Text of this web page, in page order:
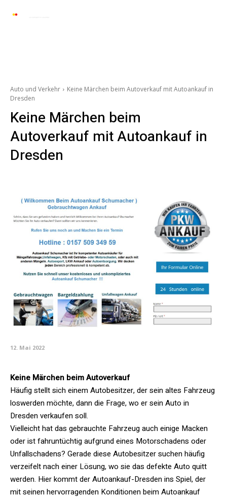
Auto und Verkehr
Keine Märchen beim Autoverkauf mit Autoankauf in
Dresden
Keine Märchen beim
Autoverkauf mit Autoankauf in
Dresden
12. Mai 2022
Keine Märchen beim Autoverkauf
Häufig stellt sich einem Autobesitzer, der sein altes Fahrzeug
loswerden möchte, dann die Frage, wo er sein Auto in
Dresden verkaufen soll.
Vielleicht hat das gebrauchte Fahrzeug auch einige Macken
oder ist fahruntüchtig aufgrund eines Motorschadens oder
Unfallschadens? Gerade diese Autobesitzer suchen häufig
verzeifelt nach einer Lösung, wo sie das defekte Auto quitt
werden. Hier kommt der Autoankauf-Dresden ins Spiel, der
mit seinen hervorragenden Konditionen beim Autoankauf